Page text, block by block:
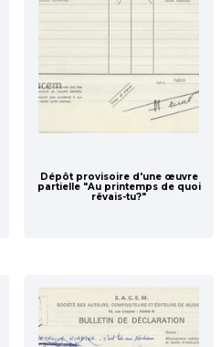
Dépôt provisoire d'une œuvre
partielle "Au printemps de quoi
rêvais-tu?"